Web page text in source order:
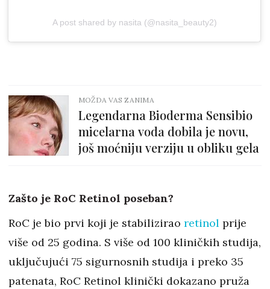
A post shared by nasita (@nasita_beauty2)
MOŽDA VAS ZANIMA
Legendarna Bioderma Sensibio
micelarna voda dobila je novu,
još moćniju verziju u obliku gela
Zašto je RoC Retinol poseban?
RoC je bio prvi koji je stabilizirao retinol prije
više od 25 godina. S više od 100 kliničkih studija,
uključujući 75 sigurnosnih studija i preko 35
patenata, RoC Retinol klinički dokazano pruža